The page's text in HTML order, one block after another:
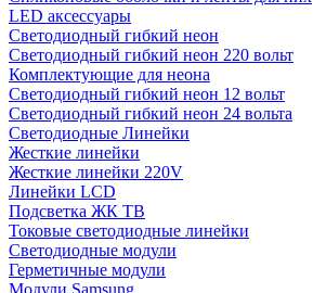
LED аксессуары
Светодиодный гибкий неон
Светодиодный гибкий неон 220 вольт
Комплектующие для неона
Светодиодный гибкий неон 12 вольт
Светодиодный гибкий неон 24 вольта
Светодиодные Линейки
Жесткие линейки
Жесткие линейки 220V
Линейки LCD
Подсветка ЖК ТВ
Токовые светодиодные линейки
Светодиодные модули
Герметичные модули
Модули Samsung